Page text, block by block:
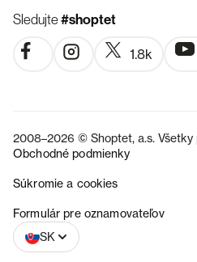
Sledujte#shoptet
1.8k
2008–2026 © Shoptet, a.s. Všetky
Obchodné podmienky
Súkromie a cookies
Formulár pre oznamovateľov
SK